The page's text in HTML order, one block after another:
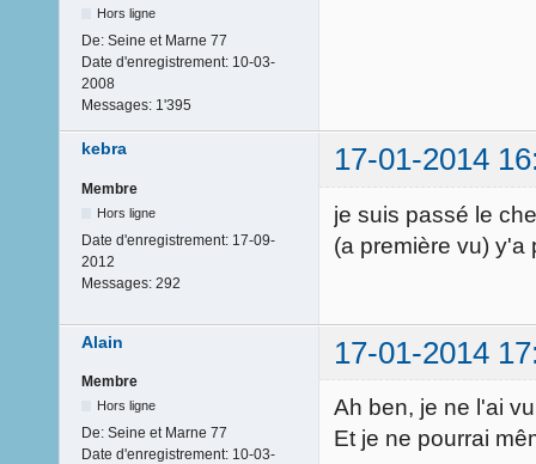
Hors ligne
De: Seine et Marne 77
Date d'enregistrement: 10-03-
2008
Messages: 1'395
kebra 17-01-2014
Membre
Hors ligne
Date d'enregistrement: 17-09-
2012
Messages: 292
je suis passé le
(a première vu) y'a
Alain 17-01-2014
Membre
Hors ligne
De: Seine et Marne 77
Date d'enregistrement: 10-03-
Ah ben, je ne l'ai
Et je ne pourrai